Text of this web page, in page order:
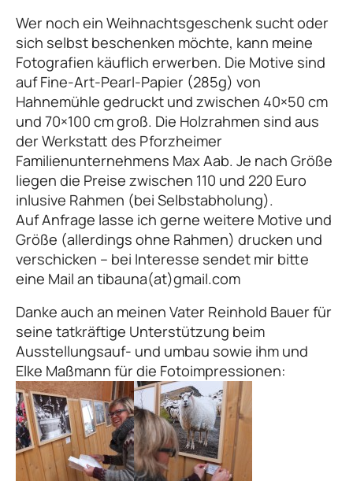
Wer noch ein Weihnachtsgeschenk sucht oder
sich selbst beschenken möchte, kann meine
Fotografien käuflich erwerben. Die Motive sind
auf Fine-Art-Pearl-Papier (285g) von
Hahnemühle gedruckt und zwischen 40×50 cm
und 70×100 cm groß. Die Holzrahmen sind aus
der Werkstatt des Pforzheimer
Familienunternehmens Max Aab. Je nach Größe
liegen die Preise zwischen 110 und 220 Euro
inlusive Rahmen (bei Selbstabholung).
Auf Anfrage lasse ich gerne weitere Motive und
Größe (allerdings ohne Rahmen) drucken und
verschicken – bei Interesse sendet mir bitte
eine Mail an tibauna(at)gmail.com
Danke auch an meinen Vater Reinhold Bauer für
seine tatkräftige Unterstützung beim
Ausstellungsauf- und umbau sowie ihm und
Elke Maßmann für die Fotoimpressionen: